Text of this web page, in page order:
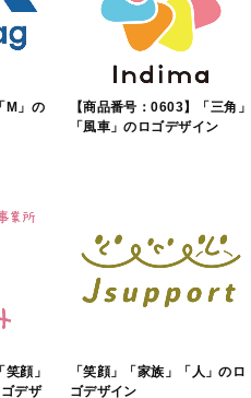
M」の
【商品番号：0603】「三角」
「風車」のロゴデザイン
顔」
デザ
「笑顔」「家族」「人」のロ
ゴデザイン